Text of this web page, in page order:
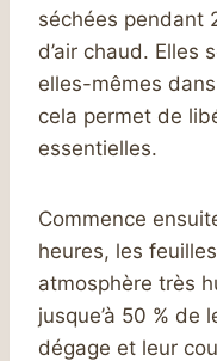
séchées pendant
d’air chaud. Elles
elles-mêmes
cela permet de
essentielles.
Commence
heures, les
atmosphère très
jusque’à 50 % de
dégage et leur